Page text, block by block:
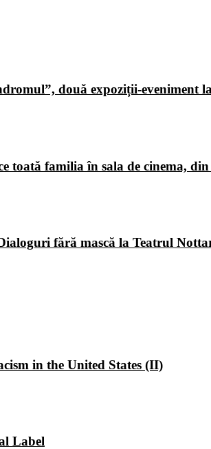
două expoziții-eveniment
toată familia în sala de cinema,
fără mască la Teatrul
in the United States (II)
Label